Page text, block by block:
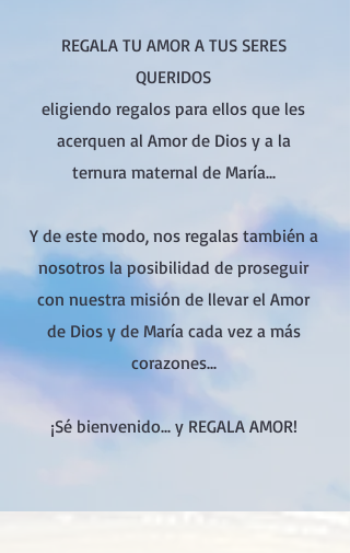
REGALA TU AMOR A TUS SERES
QUERIDOS
eligiendo regalos para ellos que les
acerquen al Amor de Dios y a la
ternura maternal de María...
Y de este modo, nos regalas también a
nosotros la posibilidad de proseguir
con nuestra misión de llevar el Amor
de Dios y de María cada vez a más
corazones...
¡Sé bienvenido... y REGALA AMOR!